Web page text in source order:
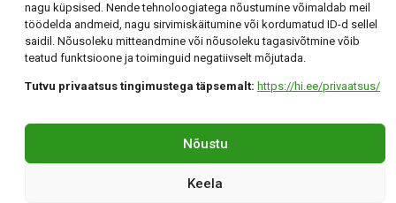
nagu küpsised. Nende tehnoloogiatega nõustumine võimaldab meil
töödelda andmeid, nagu sirvimiskäitumine või kordumatud ID-d sellel
saidil. Nõusoleku mitteandmine või nõusoleku tagasivõtmine võib
teatud funktsioone ja toiminguid negatiivselt mõjutada.
Tutvu privaatsus tingimustega täpsemalt: https://hi.ee/privaatsus/
Nõustu
Keela
Matogard Bio
Köögiviljamuld 20 l
Holding Invest OÜ
Tartu, Klaasi 12 +372 56 294 071 hi@hi.ee
©Holding Invest 2026